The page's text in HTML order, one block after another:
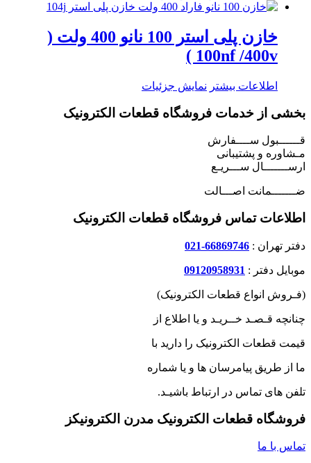
خازن پلی استر 100 نانو 400 ولت (
100nf /400v )
اطلاعات بیشتر نمایش جزئیات
بخشی از خدمات فروشگاه قطعات الکترونیک
قــــــبول ســــفارش
مـشاوره و پشتیبانی
ارســـــــال ســـریـع
ضـــــــمانت اصـــالت
اطلاعات تماس فروشگاه قطعات الکترونیک
دفتر تهران : 66869746-021
موبایل دفتر : 09120958931
(فـروش انواع قطعات الکترونیک)
چنانچه قـصـد خــریـد و یا اطلاع از
قیمت قطعات الکترونیک را دارید با
ما از طریق پیامرسان ها و یا شماره
تلفن های تماس در ارتباط باشیـد.
فروشگاه قطعات الکترونیک مدرن الکترونیکز
تماس با ما